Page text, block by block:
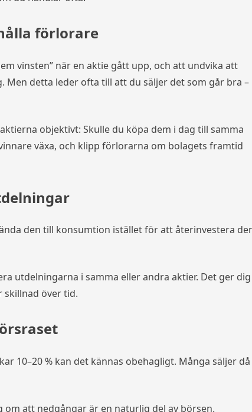
förlorare
vinsten” när en aktie gått upp, och att undvika att
detta leder ofta till att du säljer det som går bra –
objektivt: Skulle du köpa dem i dag till samma
växa, och klipp förlorarna om bolagets framtid
den till konsumtion istället för att återinvestera
utdelningarna i samma eller andra aktier. Det ger dig
skillnad över tid.
10–20 % kan det kännas obehagligt. Många säljer då
om att nedgångar är en naturlig del av börsen.